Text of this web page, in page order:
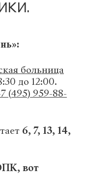
больница
до 12:00.
(495) 959-88-
6, 7, 13, 14,
вот